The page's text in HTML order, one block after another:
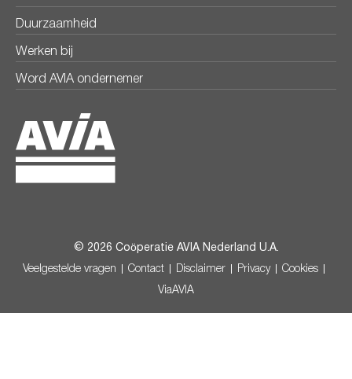
Duurzaamheid
Werken bij
Word AVIA ondernemer
© 2026 Coöperatie AVIA Nederland U.A.
Veelgestelde vragen Contact Disclaimer Privacy Cookies
ViaAVIA